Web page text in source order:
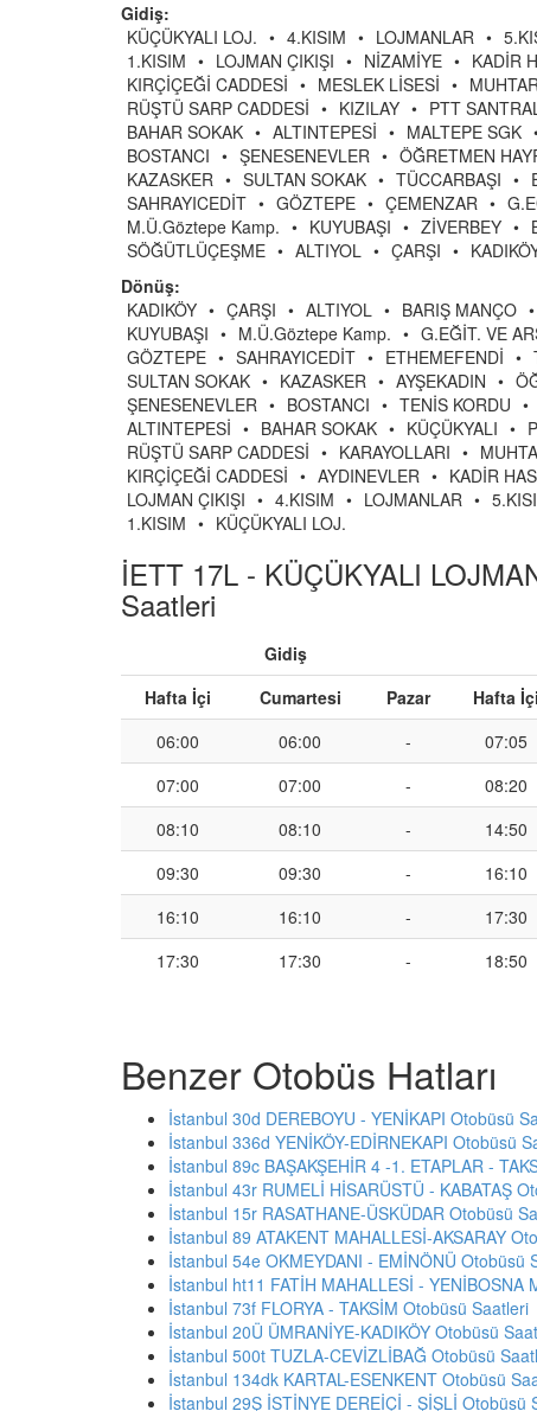
Gidiş:
KÜÇÜKYALI LOJ. • 4.KISIM • LOJMANLAR •
1.KISIM • LOJMAN ÇIKIŞI • NİZAMİYE • KADİR
KIRÇİÇEĞİ CADDESİ • MESLEK LİSESİ •
RÜŞTÜ SARP CADDESİ • KIZILAY • PTT
BAHAR SOKAK • ALTINTEPESİ • MALTEPE SGK
BOSTANCI • ŞENESENEVLER • ÖĞRETMEN
KAZASKER • SULTAN SOKAK • TÜCCARBAŞI •
SAHRAYICEDİT • GÖZTEPE • ÇEMENZAR •
M.Ü.Göztepe Kamp. • KUYUBAŞI • ZİVERBEY •
SÖĞÜTLÜÇEŞME • ALTIYOL • ÇARŞI •
Dönüş:
KADIKÖY • ÇARŞI • ALTIYOL • BARIŞ MANÇO •
KUYUBAŞI • M.Ü.Göztepe Kamp. • G.EĞİT. VE
GÖZTEPE • SAHRAYICEDİT • ETHEMEFENDİ •
SULTAN SOKAK • KAZASKER • AYŞEKADIN •
ŞENESENEVLER • BOSTANCI • TENİS KORDU •
ALTINTEPESİ • BAHAR SOKAK • KÜÇÜKYALI •
RÜŞTÜ SARP CADDESİ • KARAYOLLARI •
KIRÇİÇEĞİ CADDESİ • AYDINEVLER • KADİR
LOJMAN ÇIKIŞI • 4.KISIM • LOJMANLAR •
1.KISIM • KÜÇÜKYALI LOJ.
İETT 17L - KÜÇÜKYALI
Saatleri
Gidiş
Hafta İçi
Cumartesi Pazar Hafta İçi
06:00
06:00 - 07:05
07:00
07:00 - 08:20
08:10
08:10 - 14:50
09:30
09:30 - 16:10
16:10
16:10 - 17:30
17:30
17:30 - 18:50
Benzer Otobüs Hatları
İstanbul 30d DEREBOYU - YENİKAPI Otobüsü
İstanbul 336d YENİKÖY-EDİRNEKAPI Otobüsü
İstanbul 89c BAŞAKŞEHİR 4 -1. ETAPLAR -
İstanbul 43r RUMELİ HİSARÜSTÜ - KABATAŞ
İstanbul 15r RASATHANE-ÜSKÜDAR Otobüsü
İstanbul 89 ATAKENT MAHALLESİ-AKSARAY
İstanbul 54e OKMEYDANI - EMİNÖNÜ Otobüsü
İstanbul ht11 FATİH MAHALLESİ - YENİBOSNA
İstanbul 73f FLORYA - TAKSİM Otobüsü Saatleri
İstanbul 20Ü ÜMRANİYE-KADIKÖY Otobüsü
İstanbul 500t TUZLA-CEVİZLİBAĞ Otobüsü
İstanbul 134dk KARTAL-ESENKENT Otobüsü
İstanbul 29Ş İSTİNYE DEREİÇİ - ŞİŞLİ Otobüsü